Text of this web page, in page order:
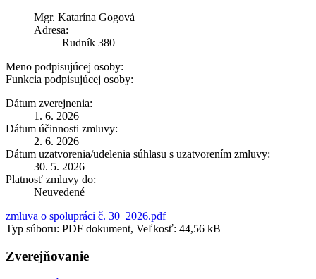
Mgr. Katarína Gogová
Adresa:
Rudník 380
Meno podpisujúcej osoby:
Funkcia podpisujúcej osoby:
Dátum zverejnenia:
1. 6. 2026
Dátum účinnosti zmluvy:
2. 6. 2026
Dátum uzatvorenia/udelenia súhlasu s uzatvorením zmluvy:
30. 5. 2026
Platnosť zmluvy do:
Neuvedené
zmluva o spolupráci č. 30_2026.pdf
Typ súboru: PDF dokument, Veľkosť: 44,56 kB
Zverejňovanie